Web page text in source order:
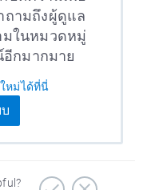
ถามถึงผู้ดูแล
มในหมวดหมู่
กมากมาย
หม่ได้ที่นี่